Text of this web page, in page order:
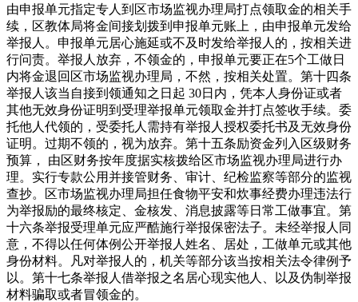
由申报单元指定专人到区市场监视办理局打点领取金的相关手
续，区教体局将金间接划拨到申报单元账上，由申报单元发给
举报人。申报单元居心施延或不及时发给举报人的，按相关进
行问责。举报人放弃，不领金的，申报单元要正在5个工做日
内将金退回区市场监视办理局，不然，按相关处置。第十四条
举报人该当自接到领通知之日起 30日内，凭本人身份证或者
其他无效身份证明到受理举报单元领取金并打点签收手续。委
托他人代领的，受委托人需持有举报人授权委托书及无效身份
证明。过期不领的，视为放弃。第十五条励资金列入区级财务
预算， 由区财务按年度据实核拨给区市场监视办理局进行办
理。实行专款公用并接管财务、审计、纪检监察等部分的监视
查抄。区市场监视办理局担任食物平安和炊事经费办理违法行
为举报励的最终核定、金核发、消息披露等日常工做事宜。第
十六条举报受理单元应严酷施行举报保密法子。未经举报人同
意，不得以任何体例公开举报人姓名、居处，工做单元或其他
身份材料。凡对举报人的，机关等部分该当按相关法令律例予
以。第十七条举报人借举报之名居心现实他人、以及伪制举报
材料骗取或者冒领金的。